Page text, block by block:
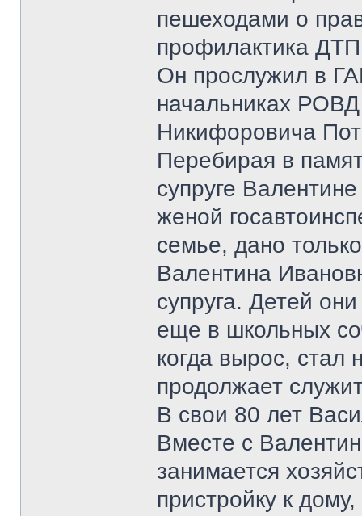
пешеходами о
профилактика
Он прослужил в
начальниках
Никифоровича
Перебирая в
супруге
женой
семье, дано
Валентина
супруга. Детей
еще в школьных
когда вырос, стал
продолжает
В свои 80 лет
Вместе с
занимается
пристройку к